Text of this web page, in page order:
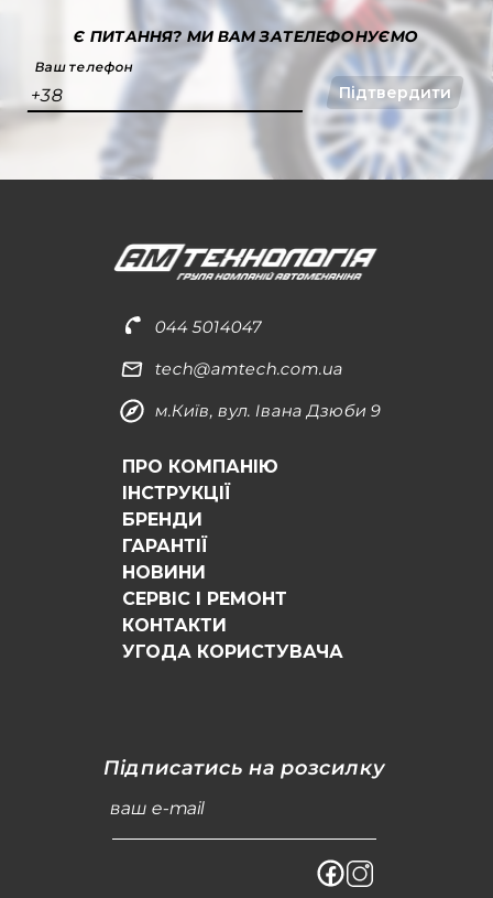
Є ПИТАННЯ?МИ ВАМ ЗАТЕЛЕФОНУЄМО
Ваш телефон
+38 Підтвердити
044 5014047
tech@amtech.com.ua
м.Київ, вул. Івана Дзюби 9
ПРО КОМПАНІЮ
ІНСТРУКЦІЇ
БРЕНДИ
ГАРАНТІЇ
НОВИНИ
СЕРВІС І РЕМОНТ
КОНТАКТИ
УГОДА КОРИСТУВАЧА
Підписатись на розсилку
ваш e-mail